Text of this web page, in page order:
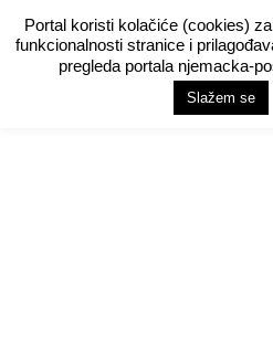
Portal koristi kolačiće (cookies)
funkcionalnosti stranice i
pregleda portala njemacka-
Slažem se